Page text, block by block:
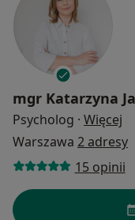
mgr Katarzyna
Psycholog · Więcej
Warszawa 2 adresy
15 opinii